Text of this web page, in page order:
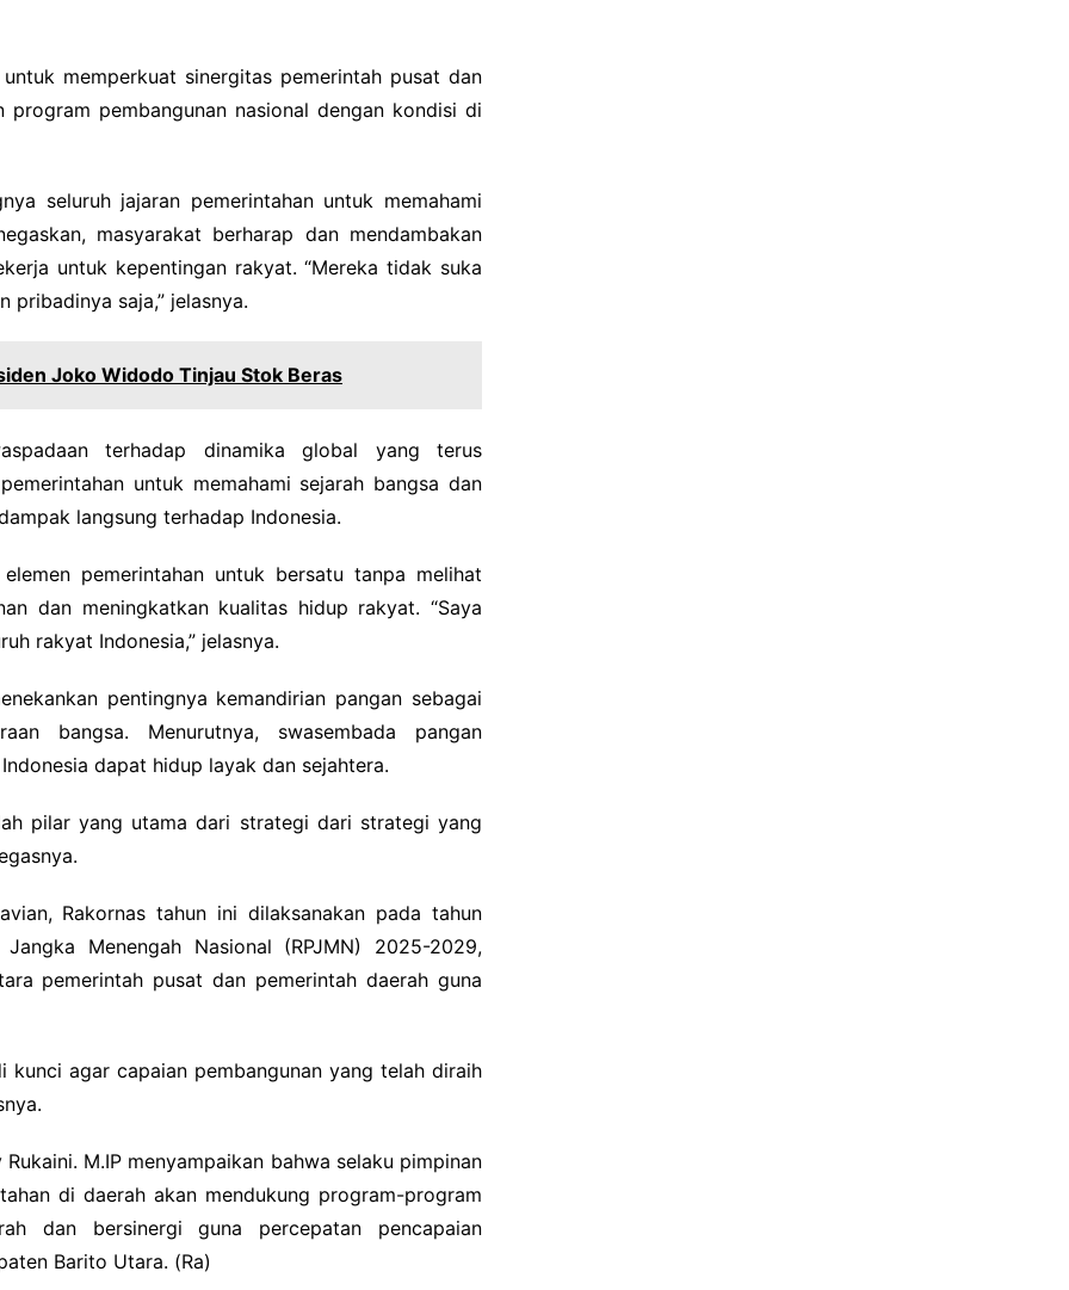
memperkuat sinergitas pemerintah pusat dan
program pembangunan nasional dengan kondisi di
seluruh jajaran pemerintahan untuk memahami
masyarakat berharap dan mendambakan
untuk kepentingan rakyat. “Mereka tidak suka
pribadinya saja,” jelasnya.
Joko Widodo Tinjau Stok Beras
terhadap dinamika global yang terus
untuk memahami sejarah bangsa dan
langsung terhadap Indonesia.
pemerintahan untuk bersatu tanpa melihat
dan meningkatkan kualitas hidup rakyat. “Saya
rakyat Indonesia,” jelasnya.
pentingnya kemandirian pangan sebagai
bangsa. Menurutnya, swasembada pangan
dapat hidup layak dan sejahtera.
pilar yang utama dari strategi dari strategi yang
Rakornas tahun ini dilaksanakan pada tahun
Menengah Nasional (RPJMN) 2025-2029,
pemerintah pusat dan pemerintah daerah guna
kunci agar capaian pembangunan yang telah diraih
M.IP menyampaikan bahwa selaku pimpinan
di daerah akan mendukung program-program
dan bersinergi guna percepatan pencapaian
Barito Utara. (Ra)